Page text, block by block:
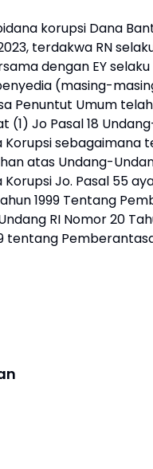
korupsi Dana
terdakwa RN
dengan EY
(masing-
Penuntut Umum
(1) Jo Pasal 18
sebagaimana
atas Undang-
Jo. Pasal 55
1999 Tentang
RI Nomor 20
tentang